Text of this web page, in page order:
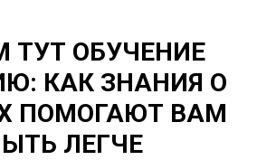
ТУТ ОБУЧЕНИЕ
КАК ЗНАНИЯ О
ПОМОГАЮТ ВАМ
ЛЕГЧЕ